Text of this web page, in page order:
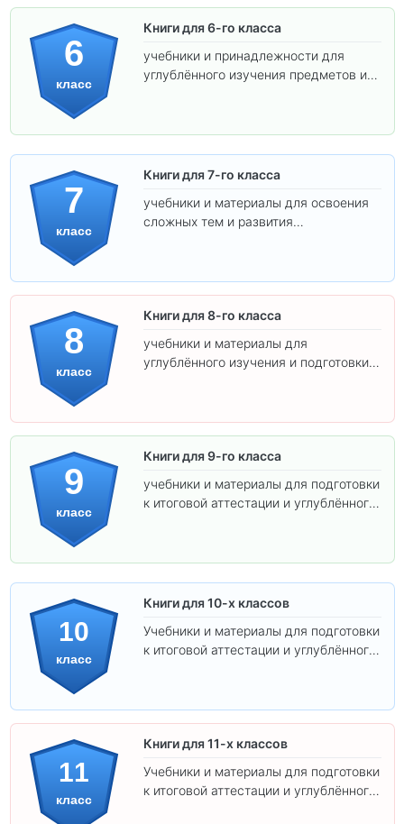
6
класс
Книги для 6-го класса
учебники и принадлежности для
углублённого изучения предметов и
7
класс
Книги для 7-го класса
учебники и материалы для освоения
сложных тем и развития
8
класс
Книги для 8-го класса
учебники и материалы для
углублённого изучения и подготовки к
9
класс
Книги для 9-го класса
учебники и материалы для подготовки
к итоговой аттестации и углублённого
10
класс
Книги для 10-х классов
Учебники и материалы для подготовки
к итоговой аттестации и углублённого
11
класс
Книги для 11-х классов
Учебники и материалы для подготовки
к итоговой аттестации и углублённого